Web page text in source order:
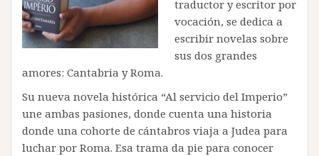
traductor y escritor por
vocación, se dedica a
escribir novelas sobre
sus dos grandes
amores: Cantabria y Roma.
Su nueva novela histórica “Al servicio del Imperio”
une ambas pasiones, donde cuenta una historia
donde una cohorte de cántabros viaja a Judea para
luchar por Roma. Esa trama da pie para conocer